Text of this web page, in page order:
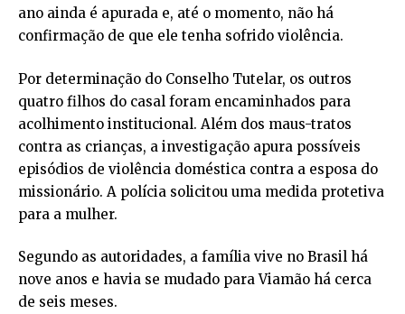
ano ainda é apurada e, até o momento, não há
confirmação de que ele tenha sofrido violência.
Por determinação do Conselho Tutelar, os outros
quatro filhos do casal foram encaminhados para
acolhimento institucional. Além dos maus-tratos
contra as crianças, a investigação apura possíveis
episódios de violência doméstica contra a esposa do
missionário. A polícia solicitou uma medida protetiva
para a mulher.
Segundo as autoridades, a família vive no Brasil há
nove anos e havia se mudado para Viamão há cerca
de seis meses.